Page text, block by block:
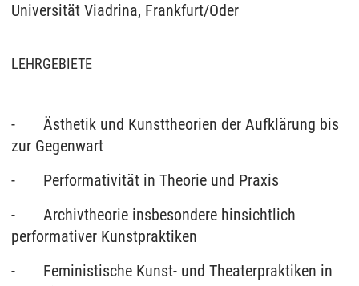
Universität Viadrina, Frankfurt/Oder
LEHRGEBIETE
- Ästhetik und Kunsttheorien der Aufklärung bis
zur Gegenwart
- Performativität in Theorie und Praxis
- Archivtheorie insbesondere hinsichtlich
performativer Kunstpraktiken
- Feministische Kunst- und Theaterpraktiken in